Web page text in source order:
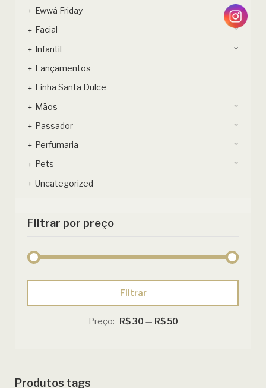
Ewwá Friday
Facial
Infantil
Lançamentos
Linha Santa Dulce
Mãos
Passador
Perfumaria
Pets
Uncategorized
FIltrar por preço
mínimo
máximo
Filtrar
Preço: R$ 30 — R$ 50
Produtos tags